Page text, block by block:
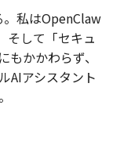
私はOpenClaw
そして「セキュ
かかわらず、
AIアシスタント